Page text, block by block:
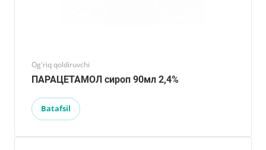
Og'riq qoldiruvchi
ПАРАЦЕТАМОЛ сироп 90мл 2,4%
Batafsil